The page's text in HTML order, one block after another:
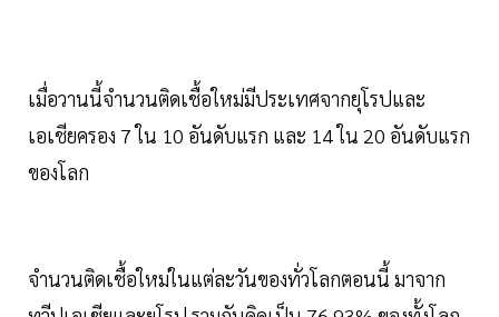
เมื่อวานนี้จำนวนติดเชื้อใหม่มีประเทศจากยุโรปและ
เอเชียครอง 7 ใน 10 อันดับแรก และ 14 ใน 20 อันดับแรก
ของโลก
จำนวนติดเชื้อใหม่ในแต่ละวันของทั่วโลกตอนนี้ มาจาก